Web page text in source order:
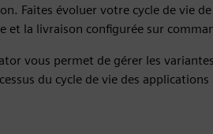
Faites évoluer votre cycle de vie
et la livraison configurée sur
vous permet de gérer les
du cycle de vie des